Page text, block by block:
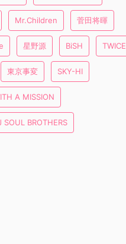
Mr.Children 菅田将暉
星野源 BiSH TWICE
東京事変 SKY-HI
A MISSION
SOUL BROTHERS